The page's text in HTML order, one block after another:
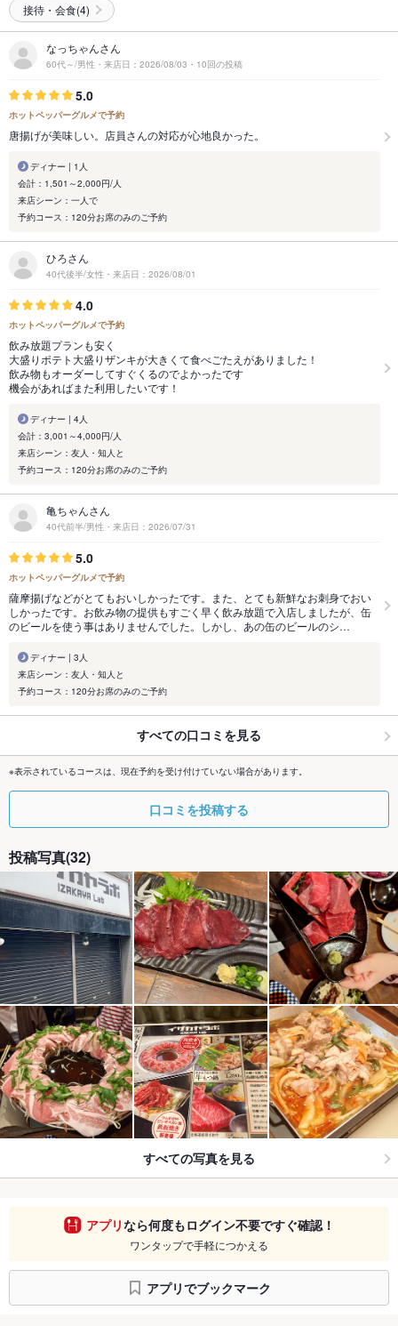
接待・会食(4)
なっちゃんさん
60代～/男性・来店日：2026/08/03・10回の投稿
5.0
ホットペッパーグルメで予約
唐揚げが美味しい。店員さんの対応が心地良かった。
ディナー | 1人
会計：1,501～2,000円/人
来店シーン：一人で
予約コース：120分お席のみのご予約
ひろさん
40代後半/女性・来店日：2026/08/01
4.0
ホットペッパーグルメで予約
飲み放題プランも安く
大盛りポテト大盛りザンキが大きくて食べごたえがありました！
飲み物もオーダーしてすぐくるのでよかったです
機会があればまた利用したいです！
ディナー | 4人
会計：3,001～4,000円/人
来店シーン：友人・知人と
予約コース：120分お席のみのご予約
亀ちゃんさん
40代前半/男性・来店日：2026/07/31
5.0
ホットペッパーグルメで予約
薩摩揚げなどがとてもおいしかったです。また、とても新鮮なお刺身でおい
しかったです。お飲み物の提供もすごく早く飲み放題で入店しましたが、缶
のビールを使う事はありませんでした。しかし、あの缶のビールのシ…
ディナー | 3人
来店シーン：友人・知人と
予約コース：120分お席のみのご予約
すべての口コミを見る
※表示されているコースは、現在予約を受け付けていない場合があります。
口コミを投稿する
投稿写真(32)
すべての写真を見る
アプリなら何度もログイン不要ですぐ確認！
ワンタップで手軽につかえる
アプリでブックマーク